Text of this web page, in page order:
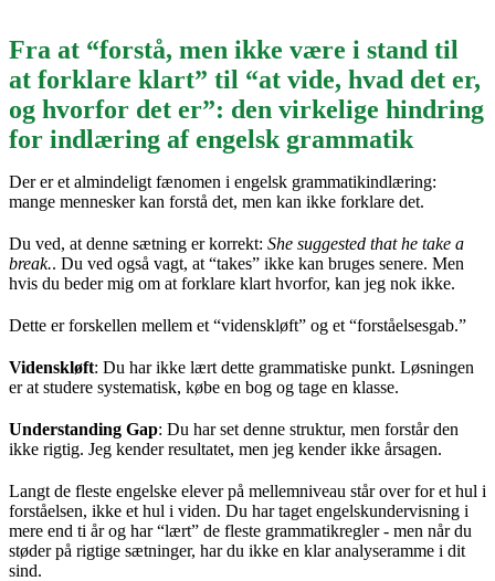
Fra at “forstå, men ikke være i stand til
at forklare klart” til “at vide, hvad det er,
og hvorfor det er”: den virkelige hindring
for indlæring af engelsk grammatik
Der er et almindeligt fænomen i engelsk grammatikindlæring:
mange mennesker kan forstå det, men kan ikke forklare det.
Du ved, at denne sætning er korrekt: She suggested that he take a
break.. Du ved også vagt, at “takes” ikke kan bruges senere. Men
hvis du beder mig om at forklare klart hvorfor, kan jeg nok ikke.
Dette er forskellen mellem et “videnskløft” og et “forståelsesgab.”
Videnskløft: Du har ikke lært dette grammatiske punkt. Løsningen
er at studere systematisk, købe en bog og tage en klasse.
Understanding Gap: Du har set denne struktur, men forstår den
ikke rigtig. Jeg kender resultatet, men jeg kender ikke årsagen.
Langt de fleste engelske elever på mellemniveau står over for et hul i
forståelsen, ikke et hul i viden. Du har taget engelskundervisning i
mere end ti år og har “lært” de fleste grammatikregler - men når du
støder på rigtige sætninger, har du ikke en klar analyseramme i dit
sind.